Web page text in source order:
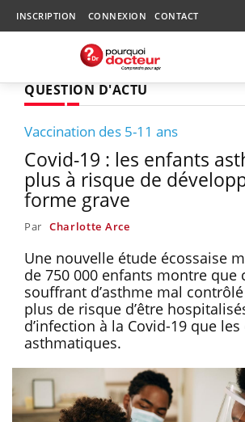
INSCRIPTION CONNEXION CONTACT
QUESTION D'ACTU
Vaccination des 5-11 ans
Covid-19 : les enfants
plus à risque de
forme grave
Par Charlotte Arce
Une nouvelle étude écossaise
de 750 000 enfants montre que
souffrant d’asthme mal
plus de risque d’être
d’infection à la Covid-19 que
asthmatiques.